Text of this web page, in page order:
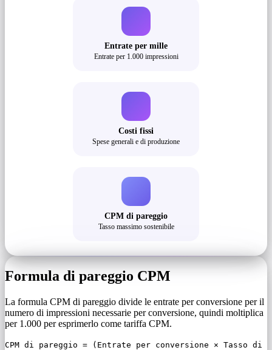
Entrate per mille
Entrate per 1.000 impressioni
Costi fissi
Spese generali e di produzione
CPM di pareggio
Tasso massimo sostenibile
Formula di pareggio CPM
La formula CPM di pareggio divide le entrate per conversione per il
numero di impressioni necessarie per conversione, quindi moltiplica
per 1.000 per esprimerlo come tariffa CPM.
CPM di pareggio = (Entrate per conversione × Tasso di